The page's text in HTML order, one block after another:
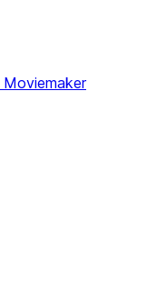
Moviemaker